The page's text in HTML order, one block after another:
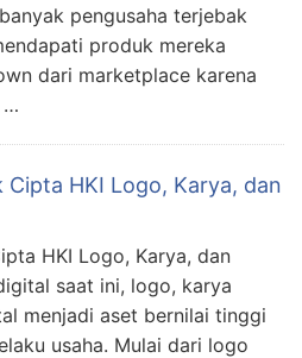
pengusaha terjebak
produk mereka
dari marketplace karena
…
Cipta HKI Logo, Karya, dan
HKI Logo, Karya, dan
saat ini, logo, karya
menjadi aset bernilai tinggi
usaha. Mulai dari logo